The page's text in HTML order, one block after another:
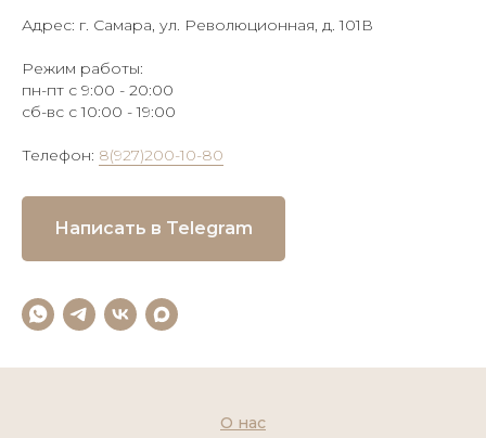
Адрес: г. Самара, ул. Революционная, д. 101В
Режим работы:
пн-пт с 9:00 - 20:00
сб-вс с 10:00 - 19:00
Телефон: 8(927)200-10-80
Написать в Telegram
О нас